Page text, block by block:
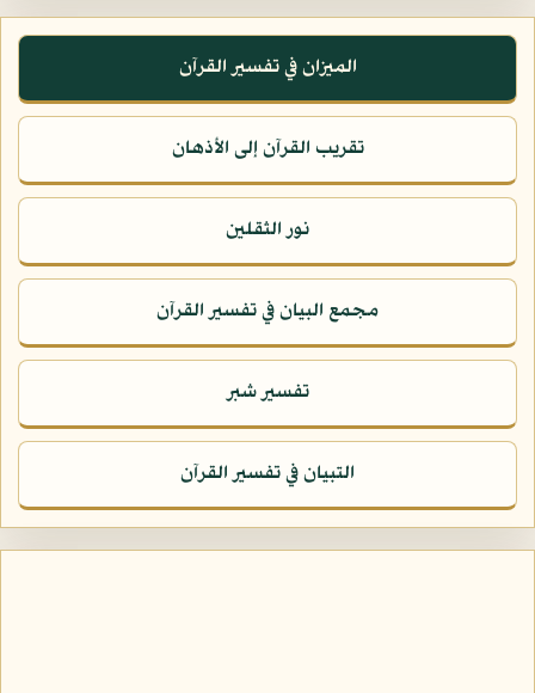
الميزان في تفسير القرآن
تقريب القرآن إلى الأذهان
نور الثقلين
مجمع البيان في تفسير القرآن
تفسير شبر
التبيان في تفسير القرآن